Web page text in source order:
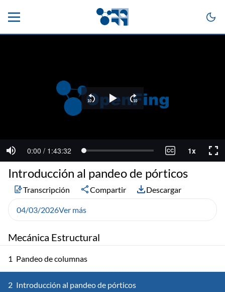
Mecánica Estructural
1 Pandeo de columnas
2 Introducción al pandeo de pórticos
Introducción al pandeo de pórticos
Transcripción Compartir Descargar
04/03/2026Ver más